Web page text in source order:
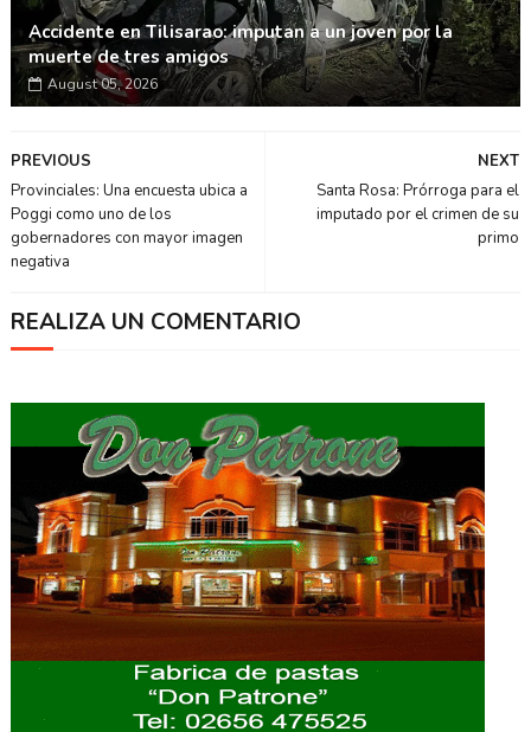
Accidente en Tilisarao: imputan a un joven por la
muerte de tres amigos
August 05, 2026
NEXT
Santa Rosa: Prórroga para el
imputado por el crimen de su
primo
PREVIOUS
Provinciales: Una encuesta ubica a
Poggi como uno de los
gobernadores con mayor imagen
negativa
REALIZA UN COMENTARIO